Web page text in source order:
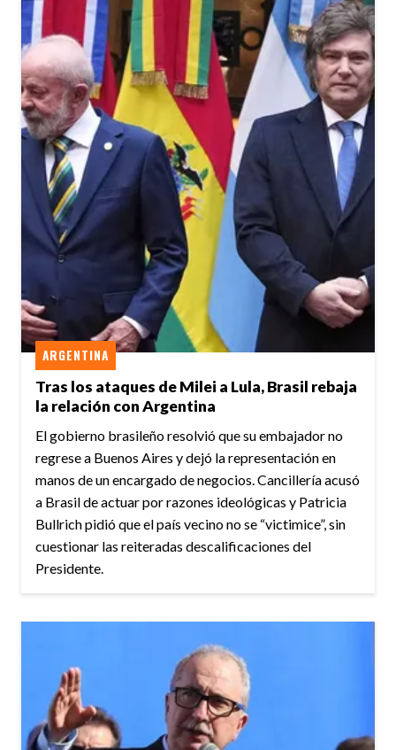
Tras los ataques de Milei a Lula, Brasil rebaja
la relación con Argentina
ARGENTINA
El gobierno brasileño resolvió que su embajador no
regrese a Buenos Aires y dejó la representación en
manos de un encargado de negocios. Cancillería acusó
a Brasil de actuar por razones ideológicas y Patricia
Bullrich pidió que el país vecino no se “victimice”, sin
cuestionar las reiteradas descalificaciones del
Presidente.